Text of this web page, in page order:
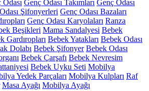
Genç Odası Takımları Genç Odası
Şifonyerleri Genç Odası Bazaları
Genç Odası Karyolaları Ranza
Beşikleri Mama Sandalyesi Bebek
Gardıropları Bebek Yatakları Bebek Odası
Dolabı Bebek Şifonyer Bebek Odası
Bebek Çarşafı Bebek Nevresim
Bebek Uyku Seti Mobilya
Yedek Parçaları Mobilya Kulpları Raf
Masa Ayağı Mobilya Ayağı